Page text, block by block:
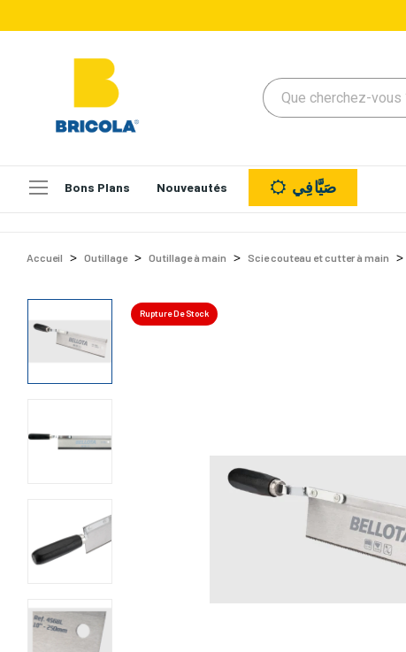
Bons Plans Nouveautés صَيَّافِي
Accueil Outillage Outillage à main Scie couteau et cutter à main
Rupture De Stock